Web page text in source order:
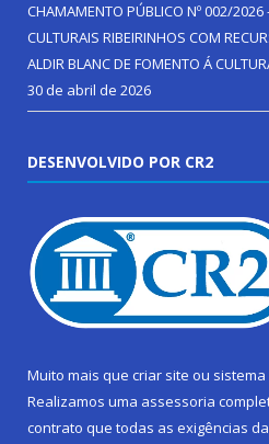
CHAMAMENTO PÚBLICO Nº 002/2026
CULTURAIS RIBEIRINHOS COM
ALDIR BLANC DE FOMENTO Á
30 de abril de 2026
DESENVOLVIDO POR CR2
Muito mais que criar site ou
Realizamos uma assessoria
contrato que todas as exigências